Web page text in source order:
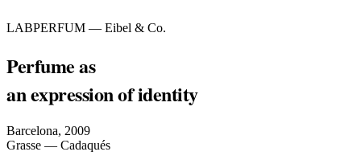
LABPERFUM — Eibel & Co.
Perfume as
an expression of identity
Barcelona, 2009
Grasse — Cadaqués